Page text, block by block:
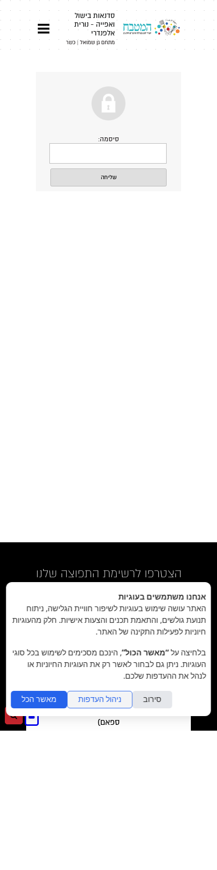
סדנאות בישול
ואפייה - נורית
אלפנדרי
מתחם גן שמואל | כשר
סיסמה:
הצטרפו לרשימת התפוצה שלנו
מאשר/ת את תנאי השימוש והצטרפות למאגר
ספאם)
כניסה
לאתר
אנחנו משתמשים בעוגיות
האתר עושה שימוש בעוגיות לשיפור חוויית הגלישה, ניתוח
תנועת גולשים, והתאמת תכנים והצעות אישיות. חלק מהעוגיות
חיוניות לפעילות התקינה של האתר.
בלחיצה על“מאשר הכול”, הינכם מסכימים לשימוש בכל סוגי
העוגיות. ניתן גם לבחור לאשר רק את העוגיות החיוניות או
לנהל את ההעדפות שלכם.
סירוב ניהול העדפות מאשר הכל